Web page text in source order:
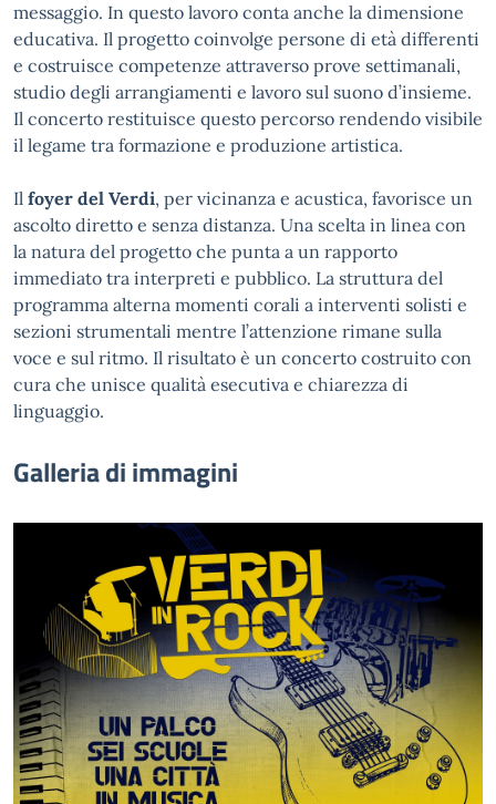
messaggio. In questo lavoro conta anche la dimensione
educativa. Il progetto coinvolge persone di età differenti
e costruisce competenze attraverso prove settimanali,
studio degli arrangiamenti e lavoro sul suono d’insieme.
Il concerto restituisce questo percorso rendendo visibile
il legame tra formazione e produzione artistica.
Il foyer del Verdi, per vicinanza e acustica, favorisce un
ascolto diretto e senza distanza. Una scelta in linea con
la natura del progetto che punta a un rapporto
immediato tra interpreti e pubblico. La struttura del
programma alterna momenti corali a interventi solisti e
sezioni strumentali mentre l’attenzione rimane sulla
voce e sul ritmo. Il risultato è un concerto costruito con
cura che unisce qualità esecutiva e chiarezza di
linguaggio.
Galleria di immagini